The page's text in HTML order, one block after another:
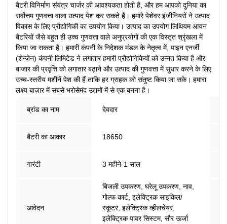
बैटरी विनिर्माण संयंत्र चार्जर की आवश्यकता होती है, और हम आपको दुनिया का
सर्वोत्तम गुणवत्ता वाला उत्पाद पेश कर सकते हैं। हमारे पेशेवर इंजीनियरों ने उत्पाद
विकास के लिए प्रौद्योगिकी का उपयोग किया। उत्पाद का उपयोग लिथियम आयन
बैटरियों जैसे बहुत ही उच्च गुणवत्ता वाले अनुप्रयोगों की एक विस्तृत श्रृंखला में
किया जा सकता है। हमारी कंपनी के निदेशक मंडल के नेतृत्व में, पाइन एनर्जी
(शेन्ज़ेन) कंपनी लिमिटेड ने लगातार हमारी प्रौद्योगिकियों को उन्नत किया है और
बाजार की प्रवृत्ति को लगातार बढ़ाने और उत्पाद की गुणवत्ता में सुधार करने के लिए
उच्च-स्तरीय मशीनें पेश की हैं ताकि हर ग्राहक को संतुष्ट किया जा सके। हमारा
लक्ष्य बाज़ार में सबसे भरोसेमंद उद्यमों में से एक बनना है।
ब्रांड का नाम देवदार
बैटरी का आकार 18650
गारंटी 3 महीने-1 साल
आवेदन
बिजली उपकरण, घरेलू उपकरण, नाव,
गोल्फ कार्ट, इलेक्ट्रिक साइकिल/
स्कूटर, इलेक्ट्रिक व्हीलचेयर,
इलेक्ट्रिक पावर सिस्टम, सौर ऊर्जा